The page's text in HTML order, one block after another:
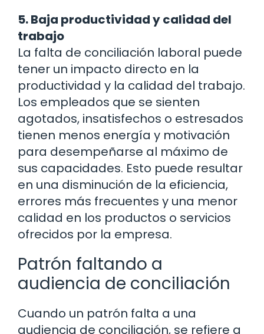
5. Baja productividad y calidad del
trabajo
La falta de conciliación laboral puede
tener un impacto directo en la
productividad y la calidad del trabajo.
Los empleados que se sienten
agotados, insatisfechos o estresados ​​
tienen menos energía y motivación
para desempeñarse al máximo de
sus capacidades. Esto puede resultar
en una disminución de la eficiencia,
errores más frecuentes y una menor
calidad en los productos o servicios
ofrecidos por la empresa.
Patrón faltando a
audiencia de conciliación
Cuando un patrón falta a una
audiencia de conciliación, se refiere a